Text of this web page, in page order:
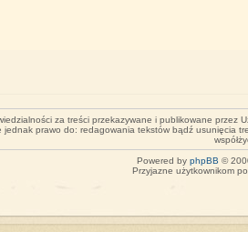
za treści przekazywane i publikowane przez
jednak prawo do: redagowania tekstów bądź usunięcia
Powered by phpBB ©
Przyjazne użytkownikom